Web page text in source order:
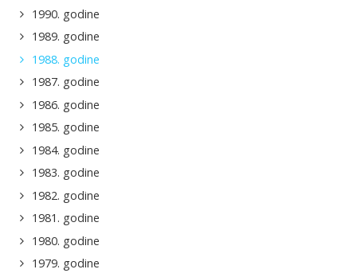
1990. godine
1989. godine
1988. godine
1987. godine
1986. godine
1985. godine
1984. godine
1983. godine
1982. godine
1981. godine
1980. godine
1979. godine